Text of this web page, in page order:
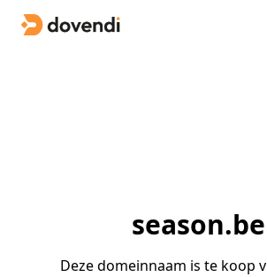
season.be
Deze domeinnaam is te koop